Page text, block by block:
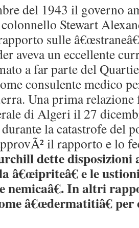
del 1943 il governo
Stewart
sulle
aveva un eccellente
a far parte del
consulente medico
Una prima relazione
di Algeri il 27
la catastrofe del
il rapporto e lo
dette disposizioni
â€œipriteâ€ e le
nemicaâ€. In altri
â€œdermatitiâ€